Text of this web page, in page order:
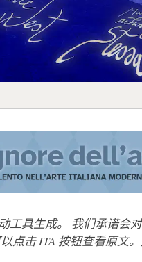
工具生成。 我们承诺会
击 ITA 按钮查看原文。